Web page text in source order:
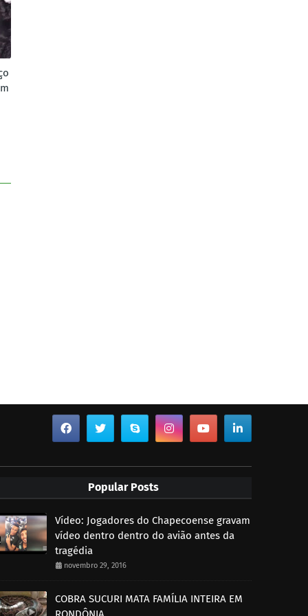
Popular Posts
Vídeo: Jogadores do Chapecoense gravam
vídeo dentro dentro do avião antes da
tragédia
novembro 29, 2016
COBRA SUCURI MATA FAMÍLIA INTEIRA EM